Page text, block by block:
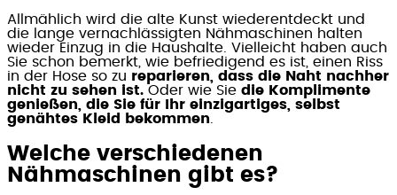
Allmählich wird die alte Kunst wiederentdeckt und
die lange vernachlässigten Nähmaschinen halten
wieder Einzug in die Haushalte. Vielleicht haben auch
Sie schon bemerkt, wie befriedigend es ist, einen Riss
in der Hose so zu reparieren, dass die Naht nachher
nicht zu sehen ist. Oder wie Sie die Komplimente
genießen, die Sie für Ihr einzigartiges, selbst
genähtes Kleid bekommen.
Welche verschiedenen
Nähmaschinen gibt es?